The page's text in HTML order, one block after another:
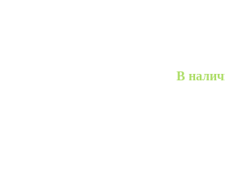
В